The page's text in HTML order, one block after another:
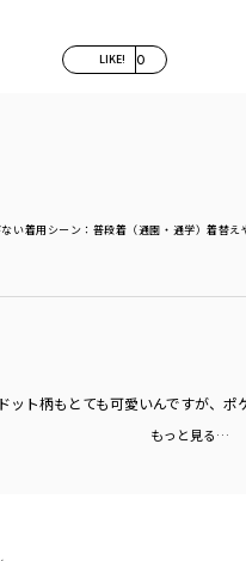
LIKE! 0
ない着用シーン ：普段着（通園・通学）着替え
ット柄もとても可愛いんですが、
もっと見る…